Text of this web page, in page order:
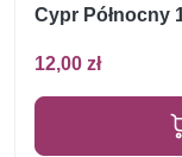
Cypr Północny
12,00 zł